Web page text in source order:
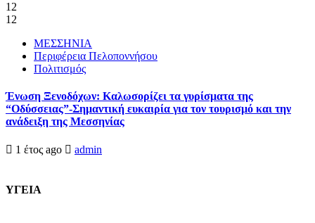
12
12
ΜΕΣΣΗΝΙΑ
Περιφέρεια Πελοποννήσου
Πολιτισμός
Ένωση Ξενοδόχων: Καλωσορίζει τα γυρίσματα της
“Οδύσσειας”-Σημαντική ευκαιρία για τον τουρισμό και την
ανάδειξη της Μεσσηνίας
1 έτος ago admin
ΥΓΕΙΑ